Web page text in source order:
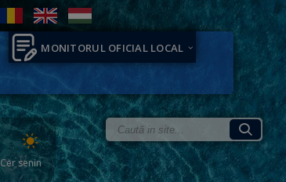
MONITORUL OFICIAL LOCAL
Cer senin